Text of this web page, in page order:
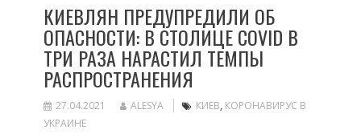
КИЕВЛЯН ПРЕДУПРЕДИЛИ ОБ
ОПАСНОСТИ: В СТОЛИЦЕ COVID В
ТРИ РАЗА НАРАСТИЛ ТЕМПЫ
РАСПРОСТРАНЕНИЯ
27.04.2021 ALESYA КИЕВ, КОРОНАВИРУС В
УКРАИНЕ